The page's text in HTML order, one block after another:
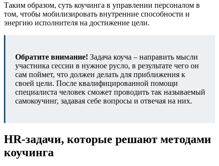
Таким образом, суть коучинга в управлении персоналом в
том, чтобы мобилизировать внутренние способности и
энергию исполнителя на достижение цели.
Обратите внимание! Задача коуча – направить мысли
участника сессии в нужное русло, в результате чего он
сам поймет, что должен делать для приближения к
своей цели. После квалифицированной помощи
специалиста человек сможет проводить так называемый
самокоучинг, задавая себе вопросы и отвечая на них.
HR-задачи, которые решают методами
коучинга